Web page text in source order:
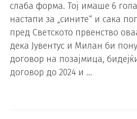
слаба форма. Тој имаше 6
настапи за „сините“ и сака
пред Светското првенство
дека Јувентус и Милан би
договор на позајмица,
договор до 2024 и …